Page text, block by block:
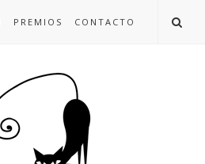
PREMIOS CONTACTO